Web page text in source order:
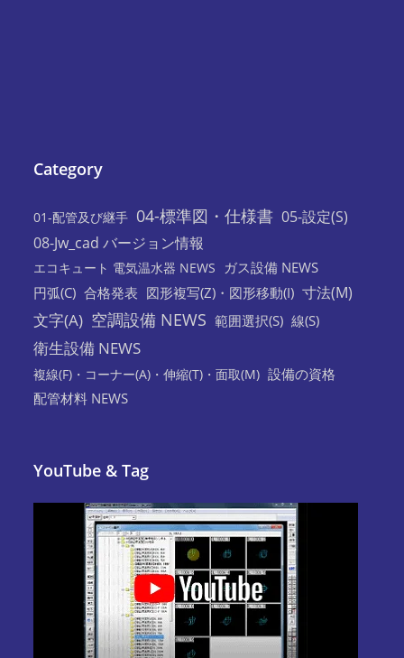
Category
01-配管及び継手 04-標準図・仕様書 05-設定(S)
08-Jw_cad バージョン情報
エコキュート 電気温水器 NEWS
ガス設備 NEWS
円弧(C) 合格発表 図形複写(Z)・図形移動(I) 寸法(M)
文字(A) 空調設備 NEWS 範囲選択(S) 線(S)
衛生設備 NEWS
複線(F)・コーナー(A)・伸縮(T)・面取(M) 設備の資格
配管材料 NEWS
YouTube & Tag